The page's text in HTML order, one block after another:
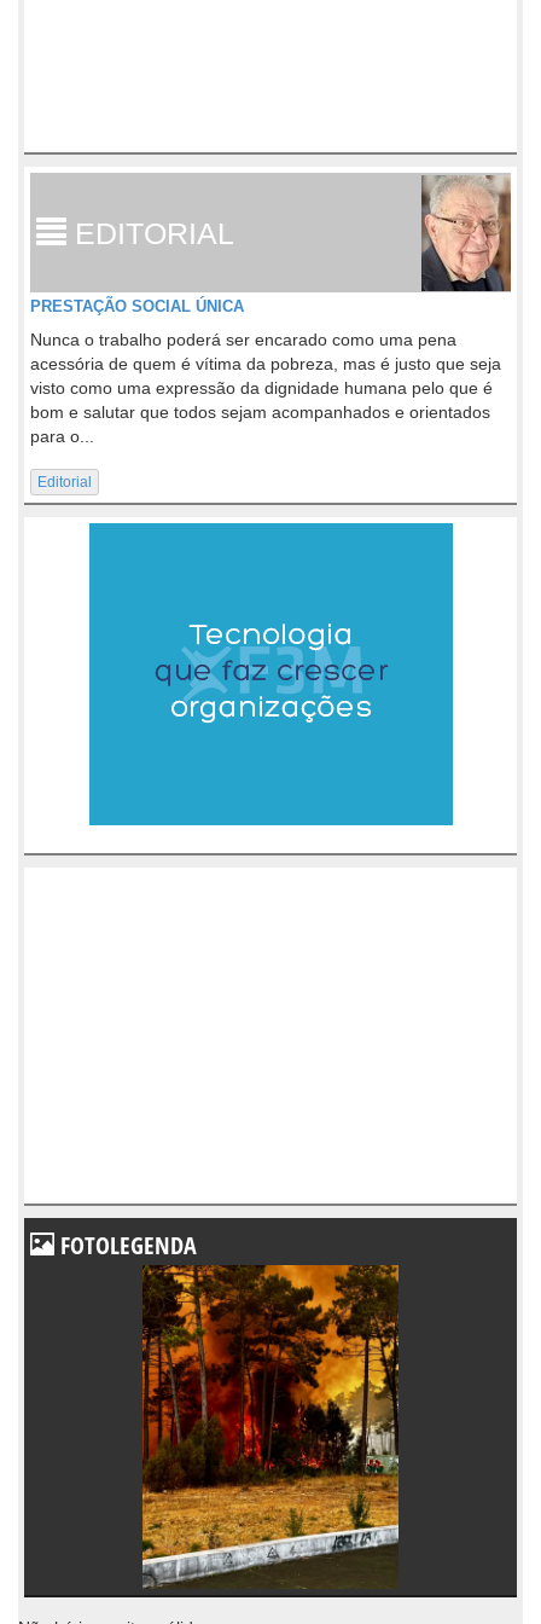
EDITORIAL
PRESTAÇÃO SOCIAL ÚNICA
Nunca o trabalho poderá ser encarado como uma pena
acessória de quem é vítima da pobreza, mas é justo que seja
visto como uma expressão da dignidade humana pelo que é
bom e salutar que todos sejam acompanhados e orientados
para o...
Editorial
FOTOLEGENDA